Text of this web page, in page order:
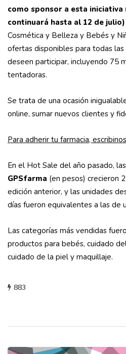
como sponsor a esta iniciativa
continuará hasta al 12 de julio)
Cosmética y Belleza y Bebés y
ofertas disponibles para todas las
deseen participar, incluyendo 75
tentadoras.
Se trata de una ocasión
online, sumar nuevos clientes y
Para adherir tu farmacia,
En el Hot Sale del año pasado,
GPSfarma (en pesos) crecieron
edición anterior, y las unidades
días fueron equivalentes a las de
Las categorías más vendidas
productos para bebés, cuidado
cuidado de la piel y maquillaje.
883